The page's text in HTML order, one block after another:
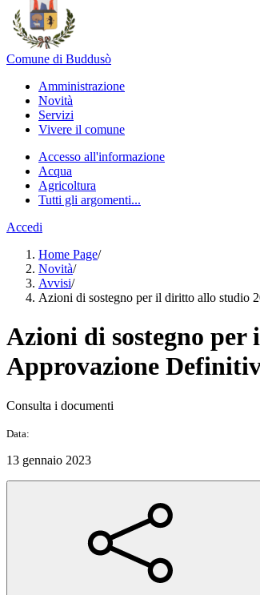
Comune di Buddusò
Amministrazione
Novità
Servizi
Vivere il comune
Accesso all'informazione
Acqua
Agricoltura
Tutti gli argomenti...
Accedi
Home Page/
Novità/
Avvisi/
Azioni di sostegno per il diritto allo studio
Azioni di sostegno
Approvazione
Consulta i documenti
Data:
13 gennaio 2023